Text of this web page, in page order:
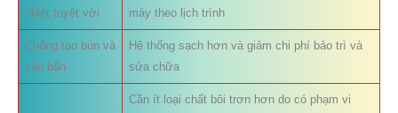
nhiệt tuyệt vời
máy theo lịch trình
Chống tạo bùn và
cặn bẩn
Hệ thống sạch hơn và giảm chi phí bảo trì và
sửa chữa
Cần ít loại chất bôi trơn hơn do có phạm vi